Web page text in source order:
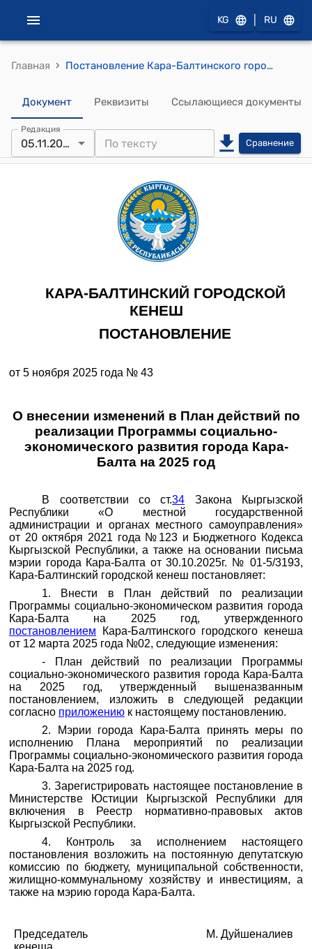
KG RU
Главная › Постановление Кара-Балтинского городского кенеша от 5 ноября 2025 года № 43 "О внесении изменений в План действий по реализации Программы социально-экономического развития города Кара-Балта на 2025 год"
Документ Реквизиты Ссылающиеся документы
Редакция
05.11.2025 Сравнение